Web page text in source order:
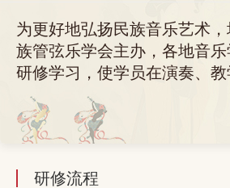
为更好地弘扬民族音乐艺术
族管弦乐学会主办，各地音
研修学习，使学员在演奏、
研修流程